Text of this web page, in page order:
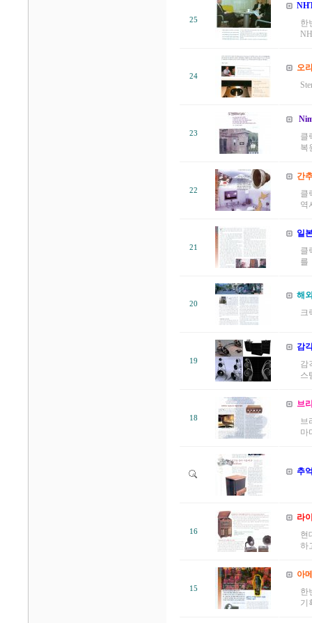
25
한
24
오
23
클
복
22
간
클
역
21
일
클
를
20
해
크
19
감
감
스
18
브
브
마
추
16
라
현
하
15
아
한
기